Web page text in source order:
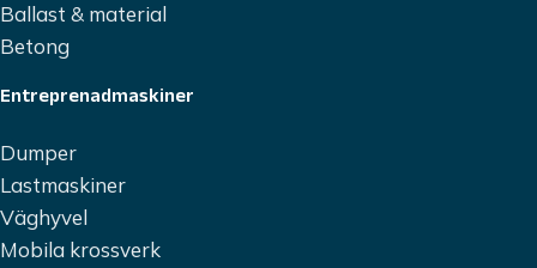
Ballast & material
Betong
Entreprenadmaskiner
Dumper
Lastmaskiner
Väghyvel
Mobila krossverk